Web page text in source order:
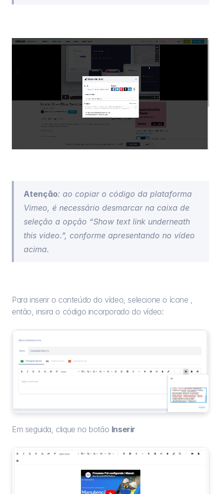
Atenção: ao copiar o código da plataforma
Vimeo, é necessário desmarcar na caixa de
seleção a opção “Show text link underneath
this video.”, conforme apresentando no vídeo
acima.
Para inserir o conteúdo do vídeo, selecione o ícone ,
então, insira o código incorporado do vídeo:
Em seguida, clique no botão Inserir